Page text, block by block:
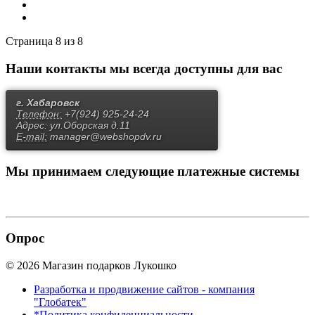
Страница 8 из 8
Наши контакты мы всегда доступны для вас
г. Хабаровск
Телефон: +7(924) 925-24-24
Адрес: ул.Оборская д.11
E-mail: manager@webshopdv.ru
Мы принимаем следующие платежные системы
Опрос
© 2026 Магазин подарков Лукошко
Разработка и продвижение сайтов - компания
"Глобатек"